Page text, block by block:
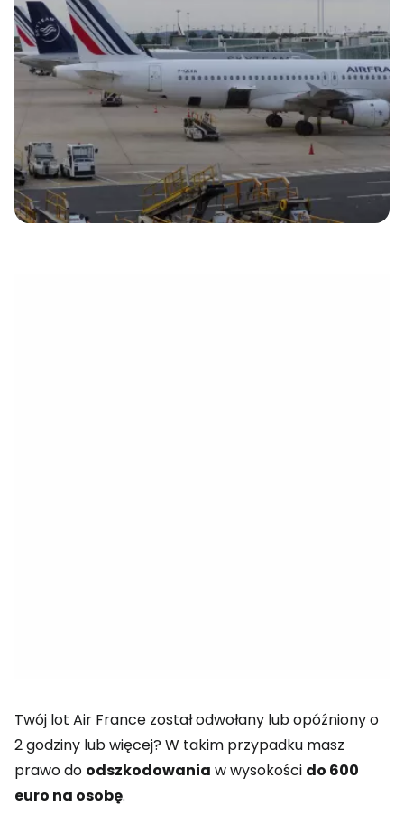
Twój lot Air France został odwołany lub opóźniony o
2 godziny lub więcej? W takim przypadku masz
prawo do odszkodowania w wysokości do 600
euro na osobę.